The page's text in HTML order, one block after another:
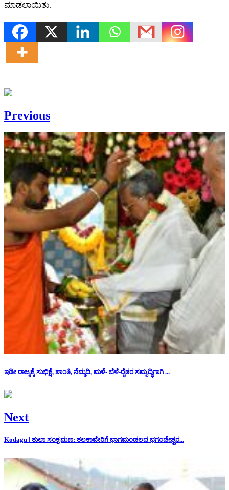
ಮಾಡಲಾಯಿತು.
Previous
ಇಡೀ ರಾಜ್ಯಕ್ಕೆ ಸುಭಿಕ್ಷೆ, ಶಾಂತಿ, ನೆಮ್ಮದಿ, ಮಳೆ- ಬೆಳೆ-ರೈತರ ಸಮೃದ್ಧಿಗಾಗಿ ...
Next
Kodagu | ತುಲಾ ಸಂಕ್ರಮಣ: ತಲಕಾವೇರಿಗೆ ಭಾಗಮಂಡಲದ ಭಗಂಡೇಶ್ವರ...